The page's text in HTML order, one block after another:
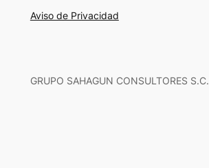
Aviso de Privacidad
GRUPO SAHAGUN CONSULTORES S.C.